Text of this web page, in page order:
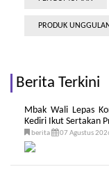
PRODUK UNGGULAN
Berita Terkini
Mbak Wali Lepas
Kediri Ikut Sertakan
berita 07 Agustus